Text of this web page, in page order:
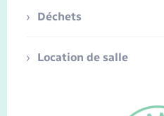
Déchets
Location de salle